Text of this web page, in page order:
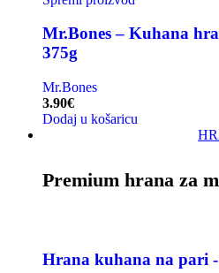
Mr.Bones – Kuhana
375g
Mr.Bones
3.90€
Dodaj u košaricu
Premium hrana za
Hrana kuhana na pari